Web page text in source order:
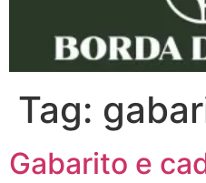
Tag:
Gabarito e